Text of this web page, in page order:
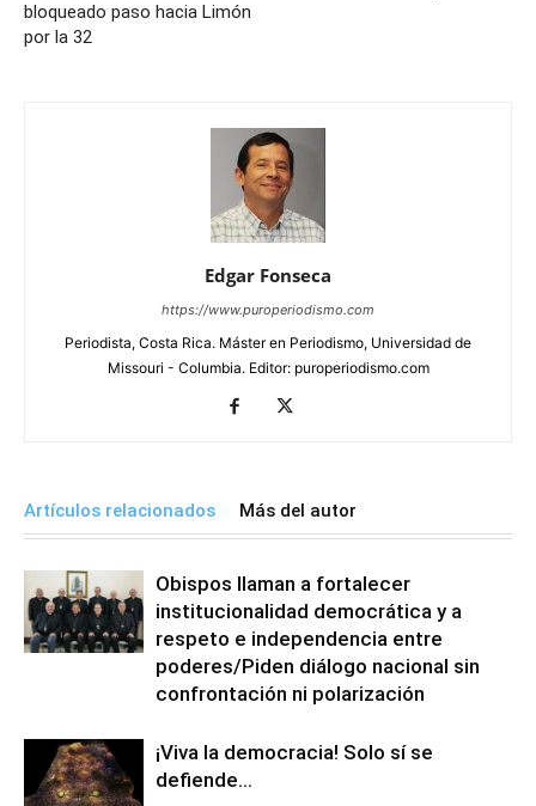
bloqueado paso hacia Limón
por la 32
Edgar Fonseca
https://www.puroperiodismo.com
Periodista, Costa Rica. Máster en Periodismo, Universidad de
Missouri - Columbia. Editor: puroperiodismo.com
Artículos relacionados Más del autor
Obispos llaman a fortalecer
institucionalidad democrática y a
respeto e independencia entre
poderes/Piden diálogo nacional sin
confrontación ni polarización
¡Viva la democracia! Solo sí se
defiende…